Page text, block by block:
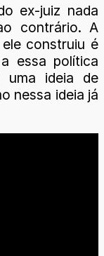
ex-juiz nada
contrário. A
construiu é
essa política
uma ideia de
nessa ideia já